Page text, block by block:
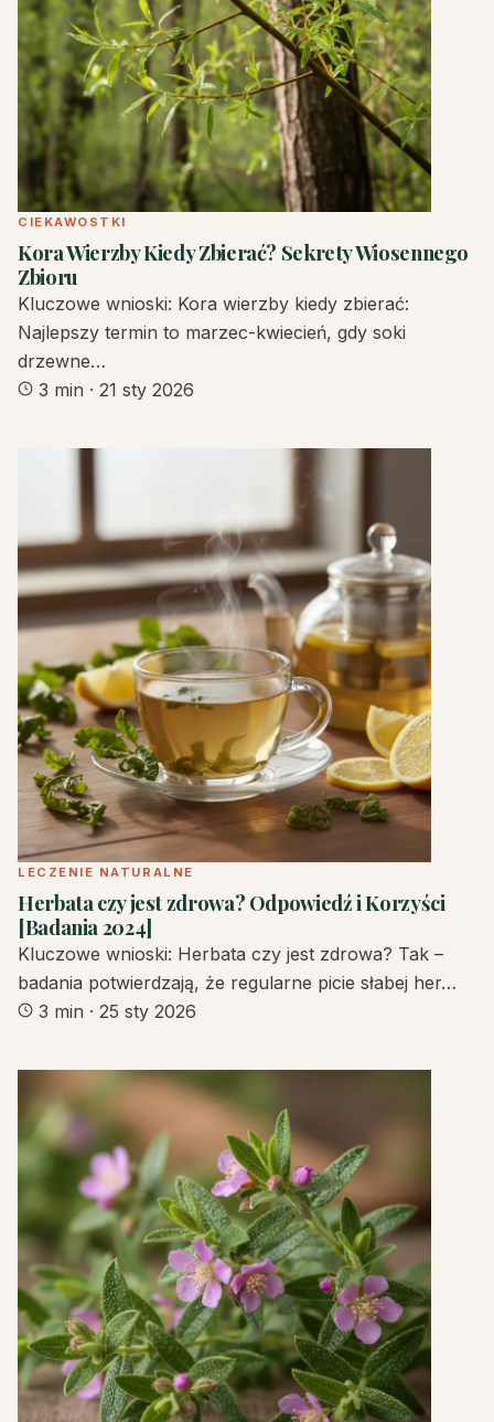
CIEKAWOSTKI
Kora Wierzby Kiedy Zbierać? Sekrety Wiosennego
Zbioru
Kluczowe wnioski: Kora wierzby kiedy zbierać:
Najlepszy termin to marzec-kwiecień, gdy soki
drzewne…
3 min · 21 sty 2026
LECZENIE NATURALNE
Herbata czy jest zdrowa? Odpowiedź i Korzyści
[Badania 2024]
Kluczowe wnioski: Herbata czy jest zdrowa? Tak –
badania potwierdzają, że regularne picie słabej her…
3 min · 25 sty 2026